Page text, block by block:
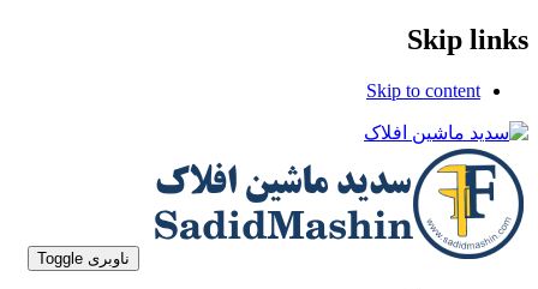
Skip links
Skip to content
ناوبری Toggle